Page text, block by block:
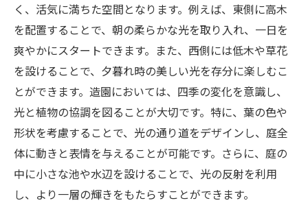
く、活気に満ちた空間となります。例えば、東側に高木
を配置することで、朝の柔らかな光を取り入れ、一日を
爽やかにスタートできます。また、西側には低木や草花
を設けることで、夕暮れ時の美しい光を存分に楽しむこ
とができます。造園においては、四季の変化を意識し、
光と植物の協調を図ることが大切です。特に、葉の色や
形状を考慮することで、光の通り道をデザインし、庭全
体に動きと表情を与えることが可能です。さらに、庭の
中に小さな池や水辺を設けることで、光の反射を利用
し、より一層の輝きをもたらすことができます。